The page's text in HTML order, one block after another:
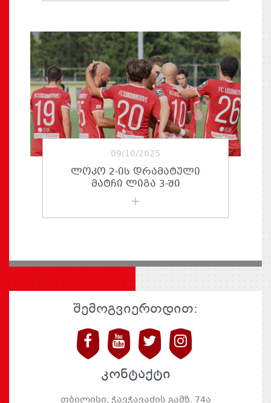
09/10/2025
ᲚᲝᲙᲝ 2-ᲘᲡ ᲓᲠᲐᲛᲐᲢᲣᲚᲘ
ᲛᲐᲢᲩᲘ ᲚᲘᲒᲐ 3-ᲨᲘ
შემოგვიერთდით:
კონტაქტი
თბილისი, ჭავჭავაძის გამზ. 74ა